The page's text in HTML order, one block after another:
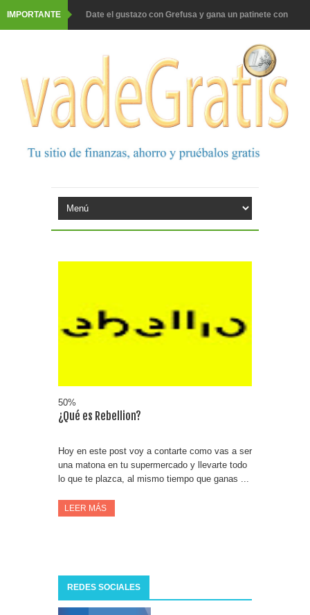
IMPORTANTE Date el gustazo con Grefusa y gana un patinete con
Barbadillo te da la opción de ganar increíbles premios
Prueba gratis hohes C Vitamin C-irup
Prueba gratis Maison Perrier France
Gana premios Pokémon con Kellogg's
premios
Fuze Tea regala 100 premios al día
50%
¿Qué es Rebellion?
Hoy en este post voy a contarte como vas a ser
una matona en tu supermercado y llevarte todo
lo que te plazca, al mismo tiempo que ganas ...
LEER MÁS
REDES SOCIALES